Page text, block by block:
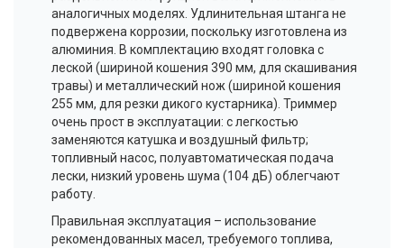
аналогичных моделях. Удлинительная штанга не
подвержена коррозии, поскольку изготовлена из
алюминия. В комплектацию входят головка с
леской (шириной кошения 390 мм, для скашивания
травы) и металлический нож (шириной кошения
255 мм, для резки дикого кустарника). Триммер
очень прост в эксплуатации: с легкостью
заменяются катушка и воздушный фильтр;
топливный насос, полуавтоматическая подача
лески, низкий уровень шума (104 дБ) облегчают
работу.
Правильная эксплуатация – использование
рекомендованных масел, требуемого топлива,